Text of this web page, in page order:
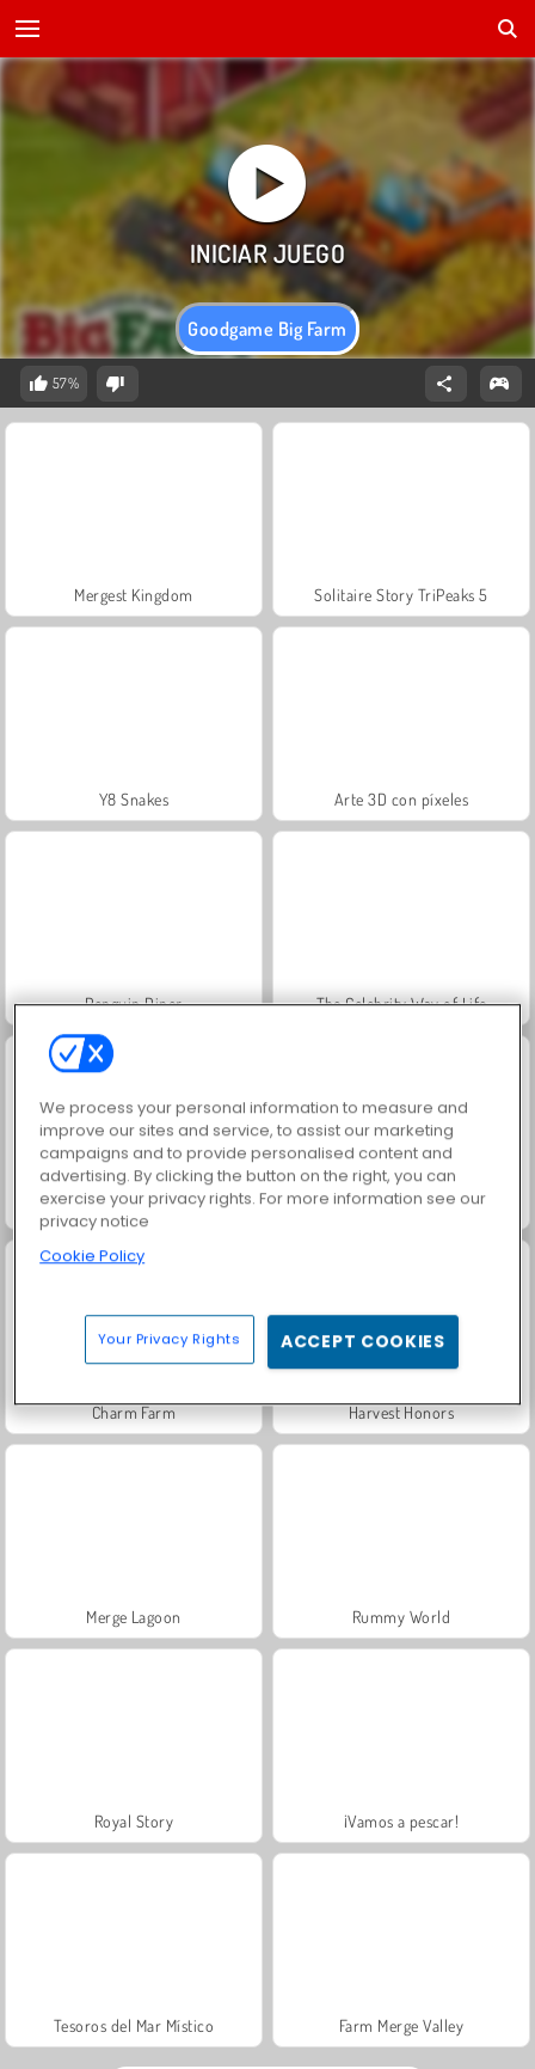
Goodgame Big Farm
57%
Mergest Kingdom Solitaire Story TriPeaks 5
Y8 Snakes Arte 3D con píxeles
Penguin Diner The Celebrity Way of Life
Rally Champion Rally libre
Charm Farm Harvest Honors
Merge Lagoon Rummy World
Royal Story ¡Vamos a pescar!
Tesoros del Mar Místico Farm Merge Valley
We process your personal information to measure and
improve our sites and service, to assist our marketing
campaigns and to provide personalised content and
advertising. By clicking the button on the right, you can
exercise your privacy rights. For more information see our
privacy notice
Cookie Policy
Your Privacy Rights ACCEPT COOKIES